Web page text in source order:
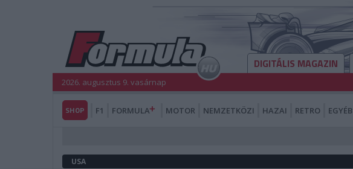
DIGITÁLIS MAGAZIN
2026. augusztus 9. vasárnap
SHOP F1 FORMULA MOTOR NEMZETKÖZI HAZAI RETRO EGYÉB
USA